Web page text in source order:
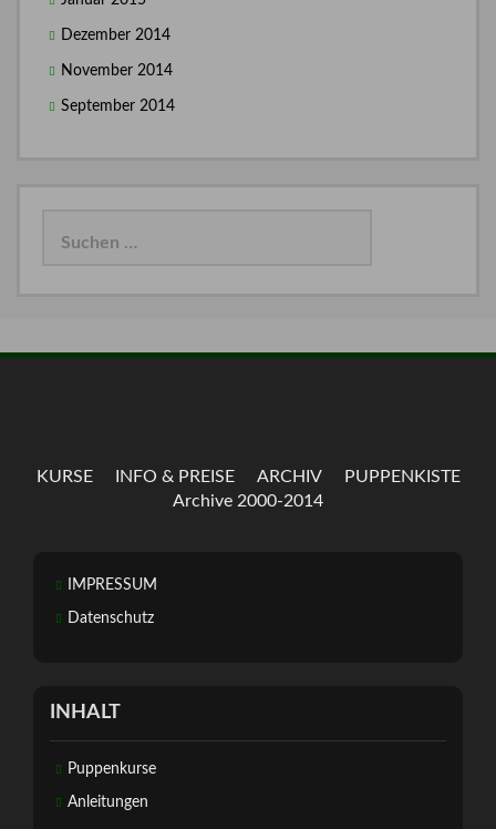
Dezember 2014
November 2014
September 2014
KURSE INFO & PREISE ARCHIV
PUPPENKISTE
Archive 2000-2014
IMPRESSUM
Datenschutz
INHALT
Puppenkurse
Anleitungen